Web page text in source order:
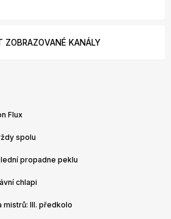
ZOBRAZOVANÉ KANÁLY
Flux
spolu
propadne peklu
chlapi
mistrů: III. předkolo